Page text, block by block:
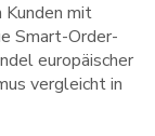
mit
Smart-Order-
europäischer
vergleicht in